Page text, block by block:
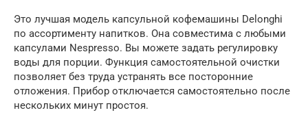
Это лучшая модель капсульной кофемашины Delonghi
по ассортименту напитков. Она совместима с любыми
капсулами Nespresso. Вы можете задать регулировку
воды для порции. Функция самостоятельной очистки
позволяет без труда устранять все посторонние
отложения. Прибор отключается самостоятельно после
нескольких минут простоя.